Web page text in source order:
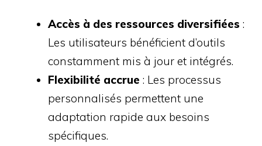
Accès à des ressources diversifiées :
Les utilisateurs bénéficient d’outils
constamment mis à jour et intégrés.
Flexibilité accrue : Les processus
personnalisés permettent une
adaptation rapide aux besoins
spécifiques.